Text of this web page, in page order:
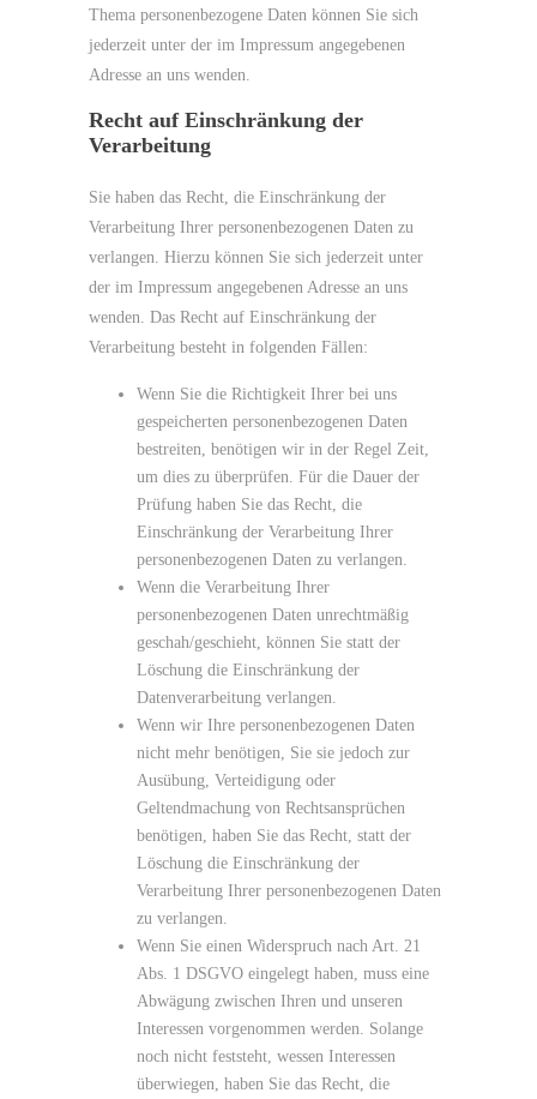
Thema personenbezogene Daten können Sie sich
jederzeit unter der im Impressum angegebenen
Adresse an uns wenden.
Recht auf Einschränkung der
Verarbeitung
Sie haben das Recht, die Einschränkung der
Verarbeitung Ihrer personenbezogenen Daten zu
verlangen. Hierzu können Sie sich jederzeit unter
der im Impressum angegebenen Adresse an uns
wenden. Das Recht auf Einschränkung der
Verarbeitung besteht in folgenden Fällen:
Wenn Sie die Richtigkeit Ihrer bei uns
gespeicherten personenbezogenen Daten
bestreiten, benötigen wir in der Regel Zeit,
um dies zu überprüfen. Für die Dauer der
Prüfung haben Sie das Recht, die
Einschränkung der Verarbeitung Ihrer
personenbezogenen Daten zu verlangen.
Wenn die Verarbeitung Ihrer
personenbezogenen Daten unrechtmäßig
geschah/geschieht, können Sie statt der
Löschung die Einschränkung der
Datenverarbeitung verlangen.
Wenn wir Ihre personenbezogenen Daten
nicht mehr benötigen, Sie sie jedoch zur
Ausübung, Verteidigung oder
Geltendmachung von Rechtsansprüchen
benötigen, haben Sie das Recht, statt der
Löschung die Einschränkung der
Verarbeitung Ihrer personenbezogenen Daten
zu verlangen.
Wenn Sie einen Widerspruch nach Art. 21
Abs. 1 DSGVO eingelegt haben, muss eine
Abwägung zwischen Ihren und unseren
Interessen vorgenommen werden. Solange
noch nicht feststeht, wessen Interessen
überwiegen, haben Sie das Recht, die